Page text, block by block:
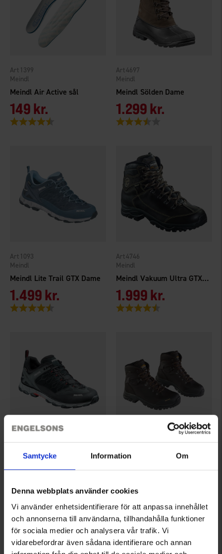
Samtycke Information Om
Denna webbplats använder cookies
Vi använder enhetsidentifierare för att anpassa innehållet
och annonserna till användarna, tillhandahålla funktioner
för sociala medier och analysera vår trafik. Vi
vidarebefordrar även sådana identifierare och annan
Meindl Air Active sål
Meindl
1399
149 kr.
Vurdering:
Meindl Sölden Dame
Meindl
4697
1.299 kr.
Vurdering:
Meindl Lite Trail GTX Dame
Meindl
1093
1.499 kr.
Vurdering:
Meindl Vakuum Ultra GTX Herre
Meindl
4746
1.999 kr.
Vurdering:
Meindl
1092
Vurdering: 4.6 ud af 5 stjerner
Meindl
2891
Vurdering: